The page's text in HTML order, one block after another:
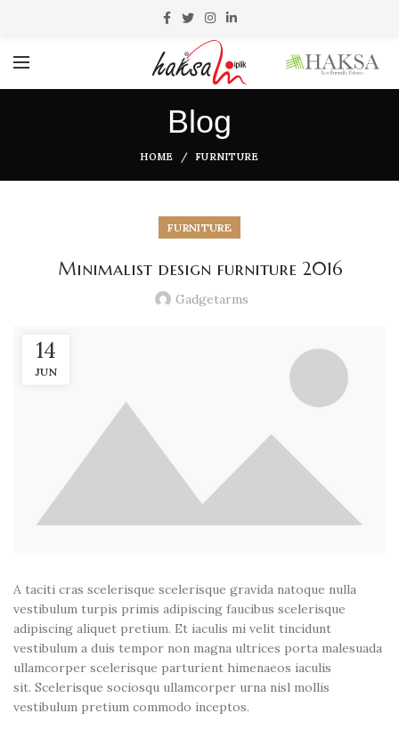
Blog
HOME FURNITURE
FURNITURE
Minimalist design furniture 2016
Gadgetarms
14
JUN
A taciti cras scelerisque scelerisque gravida natoque nulla
vestibulum turpis primis adipiscing faucibus scelerisque
adipiscing aliquet pretium. Et iaculis mi velit tincidunt
vestibulum a duis tempor non magna ultrices porta malesuada
ullamcorper scelerisque parturient himenaeos iaculis
sit. Scelerisque sociosqu ullamcorper urna nisl mollis
vestibulum pretium commodo inceptos.